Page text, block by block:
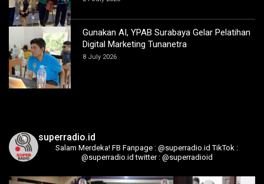
Gunakan AI, YPAB Surabaya Gelar Pelatihan
Digital Marketing Tunanetra
8 July 2026
superradio.id
Salam Merdeka! FB Fanpage : @superradio.id TikTok :
@superradio.id twitter : @superradioid